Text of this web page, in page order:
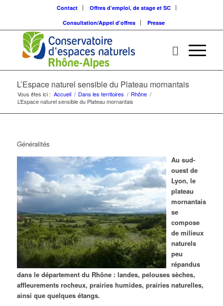
Contact
Offres d’emploi, de stage et SC
Consultation/Appel d’offres
Presse
L’Espace naturel sensible du Plateau mornantais
Vous êtes ici : Accueil / Dans les territoires / Rhône /
L’Espace naturel sensible du Plateau mornantais
Généralités
Au sud-
ouest de
Lyon, le
plateau
mornantais
se
compose
de milieux
naturels
peu
répandus
dans le département du Rhône : landes, pelouses sèches,
affleurements rocheux, prairies humides, prairies naturelles,
ainsi que quelques étangs.